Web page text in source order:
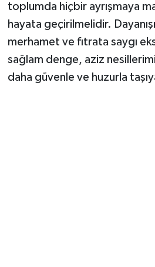
toplumda hiçbir ayrışmaya
hayata geçirilmelidir.
merhamet ve fıtrata saygı
sağlam denge, aziz
daha güvenle ve huzurla